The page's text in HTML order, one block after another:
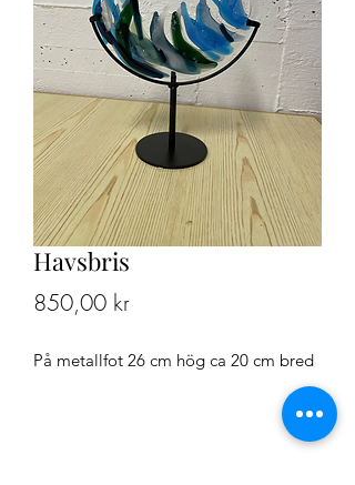
Havsbris
850,00 krPris
På metallfot 26 cm hög ca 20 cm bred